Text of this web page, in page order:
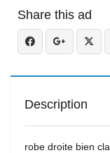
Share this ad
Description
robe droite bien